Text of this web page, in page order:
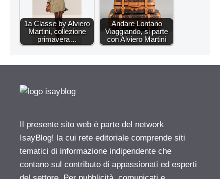
1a Classe by Alviero
Martini, collezione
primavera…
Andare Lontano
Viaggiando, si parte
con Alviero Martini
Il presente sito web è parte del network
IsayBlog! la cui rete editoriale comprende siti
tematici di informazione indipendente che
contano sul contributo di appassionati ed esperti